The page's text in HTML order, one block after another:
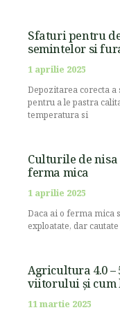
Sfaturi pentru
semintelor si
1 aprilie 2025
Depozitarea corecta
pentru a le pastra
temperatura si
Culturile de
ferma mica
1 aprilie 2025
Daca ai o ferma mica
exploatate, dar
Agricultura 4.0
viitorului și cum
11 martie 2025